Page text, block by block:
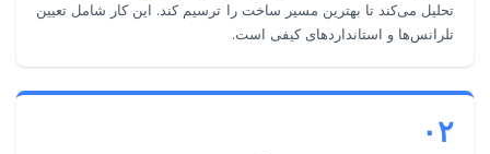
تحلیل می‌کند تا بهترین مسیر ساخت را ترسیم کند. این کار شامل تعیین
تلرانس‌ها و استانداردهای کیفی است.
۰۲